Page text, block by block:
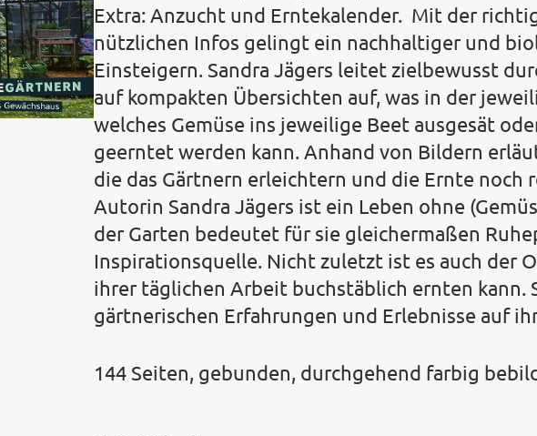
Extra: Anzucht und Erntekalender. Mit der
nützlichen Infos gelingt ein nachhaltiger und
Einsteigern. Sandra Jägers leitet zielbewusst
auf kompakten Übersichten auf, was in der
welches Gemüse ins jeweilige Beet ausgesät
geerntet werden kann. Anhand von Bildern
die das Gärtnern erleichtern und die Ernte noch
Autorin Sandra Jägers ist ein Leben ohne
der Garten bedeutet für sie gleichermaßen
Inspirationsquelle. Nicht zuletzt ist es auch der
ihrer täglichen Arbeit buchstäblich ernten kann.
gärtnerischen Erfahrungen und Erlebnisse auf
144 Seiten, gebunden, durchgehend farbig